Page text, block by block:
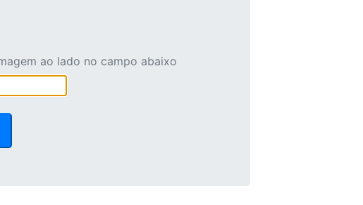
ao lado no campo abaixo